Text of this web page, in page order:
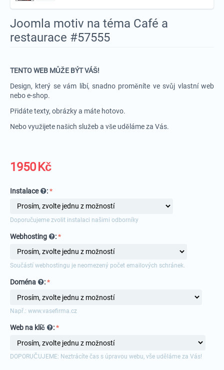
Joomla motiv na téma Café a
restaurace #57555
TENTO WEB MŮŽE BÝT VÁŠ!
Design, který se vám líbí, snadno proměníte ve svůj vlastní web
nebo e-shop.
Přidáte texty, obrázky a máte hotovo.
Nebo využijete našich služeb a vše uděláme za Vás.
1950Kč
Instalace :
Doporučujeme zvolit instalaci našimi odborníky
Webhosting :
Součástí webhostingu je neomezený počet emailových schránek.
Doména :
Např.: www.vasefirma.cz
Web na klíč :
DOPORUČUJEME: Neztrácíte čas s úpravou webu, vše uděláme za Vás!